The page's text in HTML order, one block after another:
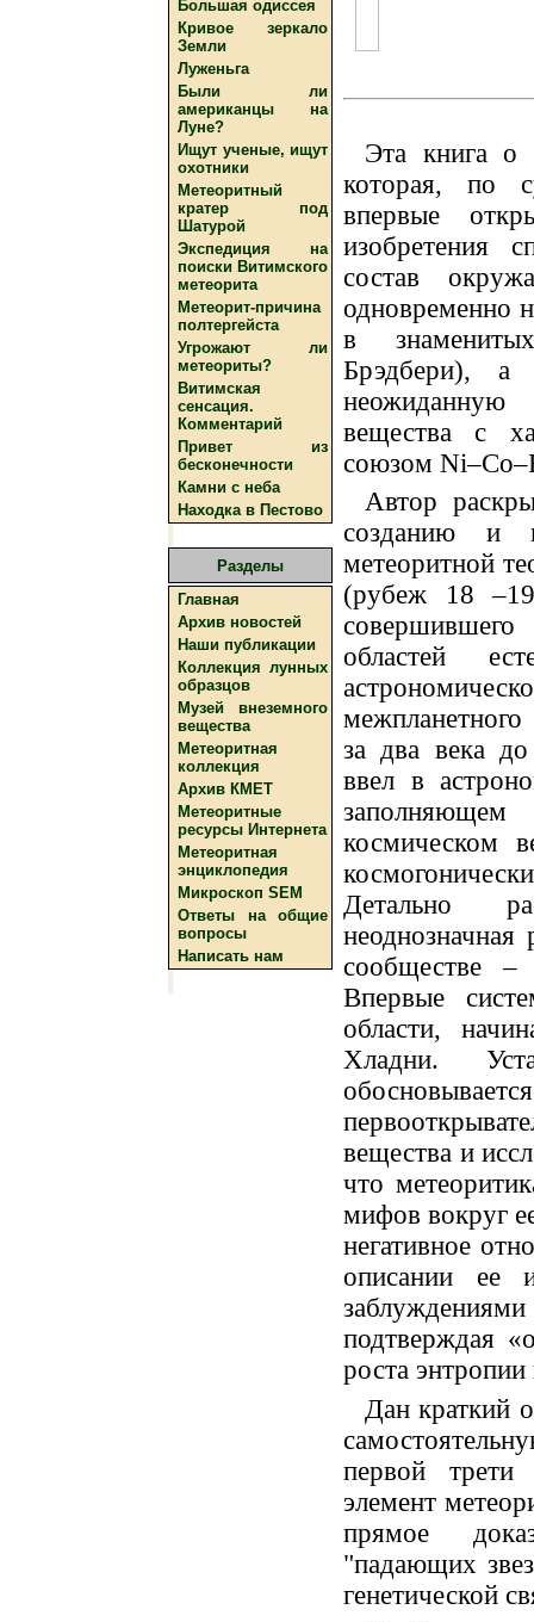
Большая одиссея
Кривое зеркало
Земли
Луженьга
Были ли
американцы на
Луне?
Ищут ученые, ищут
охотники
Метеоритный
кратер под
Шатурой
Экспедиция на
поиски Витимского
метеорита
Метеорит-причина
полтергейста
Угрожают ли
метеориты?
Витимская
сенсация.
Комментарий
Привет из
бесконечности
Камни с неба
Находка в Пестово
Разделы
Главная
Архив новостей
Наши публикации
Коллекция лунных
образцов
Музей внеземного
вещества
Метеоритная
коллекция
Архив КМЕТ
Метеоритные
ресурсы Интернета
Метеоритная
энциклопедия
Микроскоп SEM
Ответы на общие
вопросы
Написать нам
Эта книга о
которая, по
впервые
изобретения
состав
одновременно
в
Брэдбери), а
неожиданную
вещества с
союзом
Автор
созданию и
метеоритной
(рубеж 18
областей
за два века
ввел в
космическом
Детально
сообществе –
Впервые
области,
Хладни.
вещества и
что
мифов вокруг
негативное
описании ее
подтверждая
роста
Дан краткий
первой
элемент
прямое
"падающих
генетической